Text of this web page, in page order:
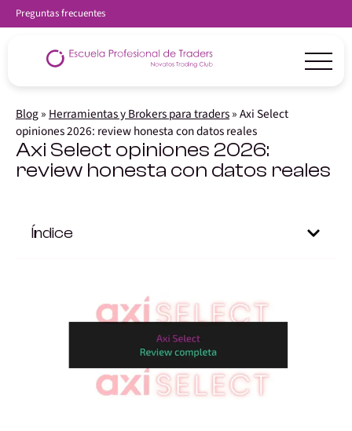
Preguntas frecuentes
Blog» Herramientas y Brokers para traders»Axi Select
opiniones 2026: review honesta con datos reales
Axi Select opiniones 2026:
review honesta con datos reales
Índice